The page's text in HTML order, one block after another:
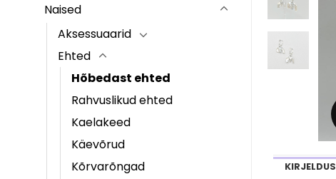
Naised
Aksessuaarid
Ehted
Hõbedast ehted
Rahvuslikud ehted
Kaelakeed
Käevõrud
Kõrvarõngad
KIRJELDUS